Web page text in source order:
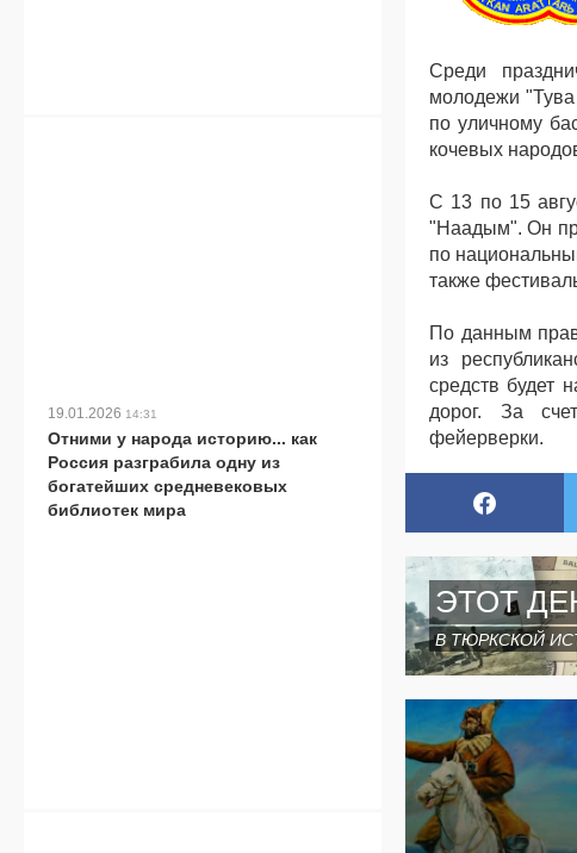
Среди
молодежи
по уличному
кочевых
С 13 по 15
"Наадым". Он
по
также
По данным
из
средств будет
дорог. За
фейерверки.
ЭТОТ
В ТЮРКСКОЙ
19.01.2026 14:31
Отними у народа историю... как
Россия разграбила одну из
богатейших средневековых
библиотек мира